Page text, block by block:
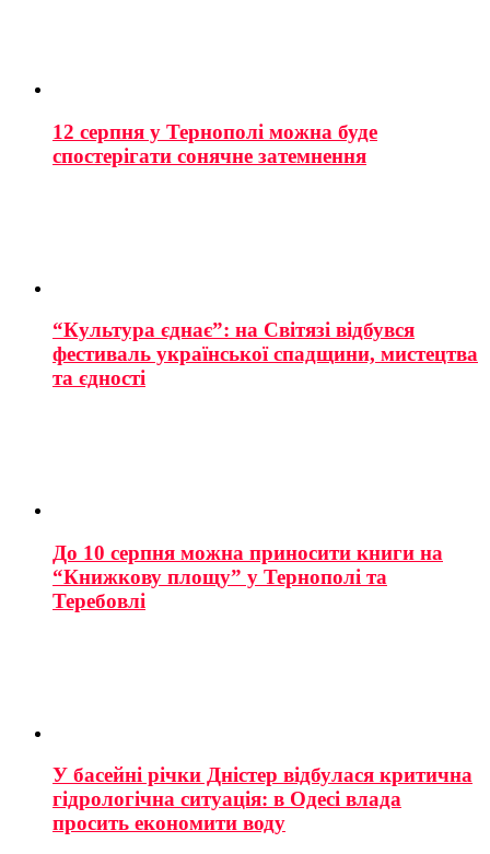
12 серпня у Тернополі можна буде
спостерігати сонячне затемнення
“Культура єднає”: на Світязі відбувся
фестиваль української спадщини, мистецтва
та єдності
До 10 серпня можна приносити книги на
“Книжкову площу” у Тернополі та
Теребовлі
У басейні річки Дністер відбулася критична
гідрологічна ситуація: в Одесі влада
просить економити воду